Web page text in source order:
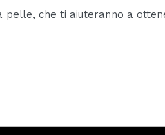
che ti aiuteranno a